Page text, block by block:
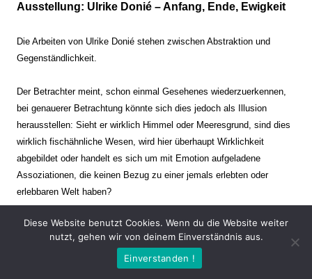
Ausstellung: Ulrike Donié – Anfang, Ende, Ewigkeit
Die Arbeiten von Ulrike Donié stehen zwischen Abstraktion und
Gegenständlichkeit.
Der Betrachter meint, schon einmal Gesehenes wiederzuerkennen,
bei genauerer Betrachtung könnte sich dies jedoch als Illusion
herausstellen: Sieht er wirklich Himmel oder Meeresgrund, sind dies
wirklich fischähnliche Wesen, wird hier überhaupt Wirklichkeit
abgebildet oder handelt es sich um mit Emotion aufgeladene
Assoziationen, die keinen Bezug zu einer jemals erlebten oder
erlebbaren Welt haben?
Verharren und Dynamik stehen sich dabei gegenüber. Zeit steht still
oder verrinnt im Nu. Es soll dabei eine Spannung, auch farblich, bis
zur Schmerzgrenze erzeugt werden. Die Arbeiten stellen ambivalente
Diese Website benutzt Cookies. Wenn du die Website weiter
nutzt, gehen wir von deinem Einverständnis aus.
Einverstanden !